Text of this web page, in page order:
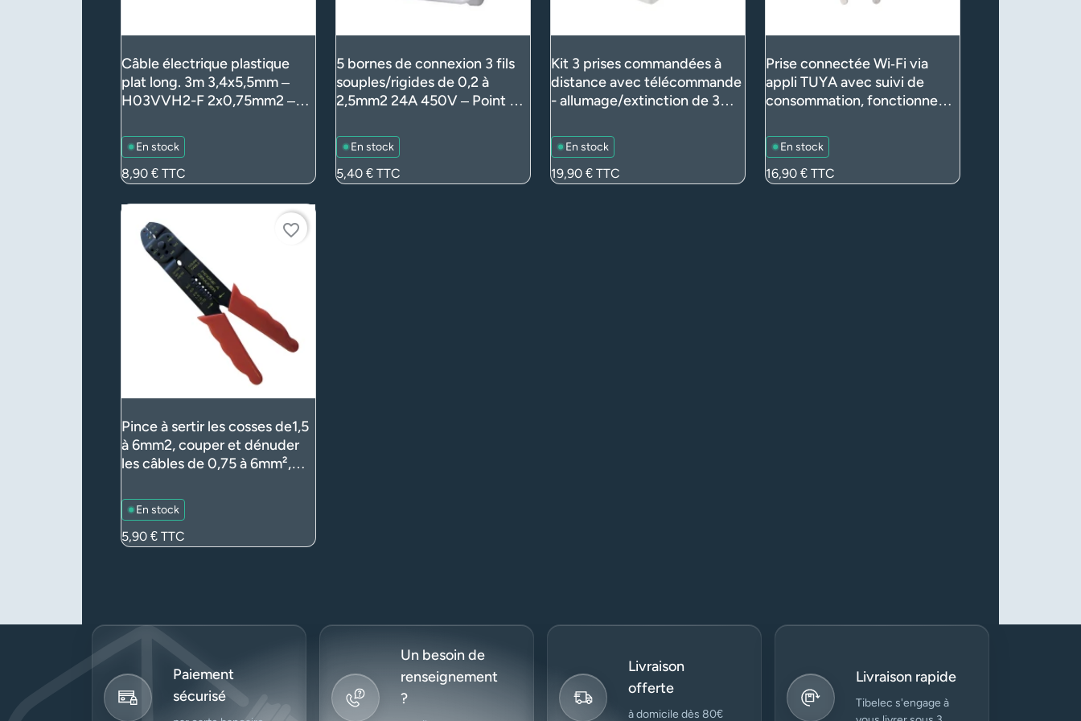
Câble électrique plastique
plat long. 3m 3,4x5,5mm –
H03VVH2-F 2x0,75mm2 –
En stock
Prix
8,90 € TTC
5 bornes de connexion 3 fils
souples/rigides de 0,2 à
2,5mm2 24A 450V – Point de
démontable
En stock
Prix
5,40 € TTC
Kit 3 prises commandées à
distance avec télécommande
- allumage/extinction de 3
30m (int.)
En stock
Prix
19,90 € TTC
Prise connectée Wi‑Fi via
appli TUYA avec suivi de
consommation, fonctionne
(IOS, Windows, Android)
En stock
Prix
16,90 € TTC
favorite_border
Pince à sertir les cosses de1,5
à 6mm2, couper et dénuder
les câbles de 0,75 à 6mm²,
5mm² (câblage)
En stock
Prix
5,90 € TTC
Paiement
sécurisé
Un besoin de
renseignement
?
Livraison
offerte
à domicile dès 80€
Livraison rapide
Tibelec s'engage à